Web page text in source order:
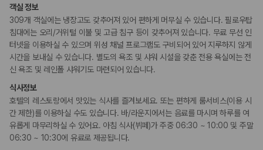
연회장
비즈니스 센터
컨퍼런스 센터
회의공간
흡연 시설
객실 정보
309개 객실에는 냉장고도 갖추어져 있어 편하게 머무실 수 있습니다. 필로우탑
침대에는 오리/거위털 이불 및 고급 침구 등이 갖추어져 있습니다. 무료 무선 인
터넷을 이용하실 수 있으며 위성 채널 프로그램도 구비되어 있어 지루하지 않게
시간을 보내실 수 있습니다. 별도의 욕조 및 샤워 시설을 갖춘 전용 욕실에는 전
신 욕조 및 레인폴 샤워기도 마련되어 있습니다.
식사정보
호텔의 레스토랑에서 맛있는 식사를 즐겨보세요. 또는 편하게 룸서비스(이용 시
간 제한)를 이용하실 수도 있습니다. 바/라운지에서는 음료를 마시며 하루를 여
유롭게 마무리하실 수 있어요. 아침 식사(뷔페)가 주중 06:30 ~ 10:00 및 주말
06:30 ~ 10:30에 유료로 제공됩니다.